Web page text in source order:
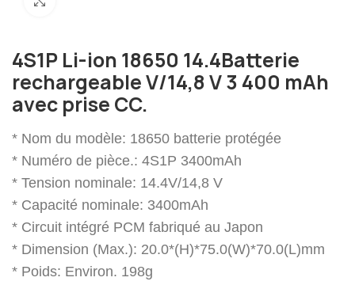
4S1P Li-ion 18650 14.4Batterie
rechargeable V/14,8 V 3 400 mAh
avec prise CC.
* Nom du modèle: 18650 batterie protégée
* Numéro de pièce.: 4S1P 3400mAh
* Tension nominale: 14.4V/14,8 V
* Capacité nominale: 3400mAh
* Circuit intégré PCM fabriqué au Japon
* Dimension (Max.): 20.0*(H)*75.0(W)*70.0(L)mm
* Poids: Environ. 198g